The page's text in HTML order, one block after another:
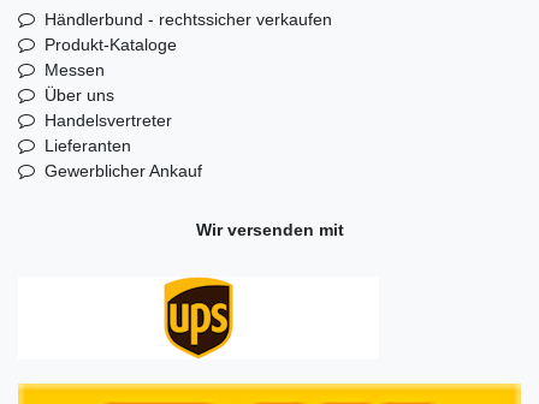
Händlerbund - rechtssicher verkaufen
Produkt-Kataloge
Messen
Über uns
Handelsvertreter
Lieferanten
Gewerblicher Ankauf
Wir versenden mit